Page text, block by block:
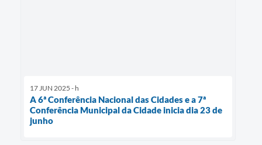
17 JUN 2025 - h
A 6ª Conferência Nacional das Cidades e a 7ª
Conferência Municipal da Cidade inicia dia 23 de
junho